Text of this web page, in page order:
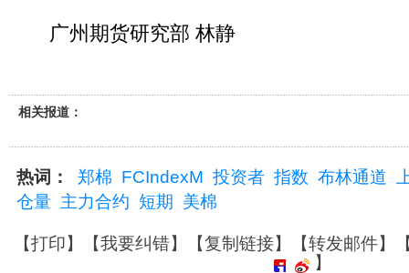
广州期货研究部 林静
相关报道：
热词： 郑棉 FCIndexM 投资者 指数 布林通道
仓量 主力合约 短期 美棉
【打印】【我要纠错】【复制链接】【转发邮件】
】